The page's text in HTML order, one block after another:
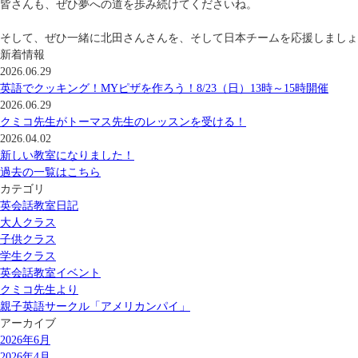
皆さんも、ぜひ夢への道を歩み続けてくださいね。
そして、ぜひ一緒に北田さんさんを、そして日本チームを応援しまし
新着情報
2026.06.29
英語でクッキング！MYピザを作ろう！8/23（日）13時～15時開催
2026.06.29
クミコ先生がトーマス先生のレッスンを受ける！
2026.04.02
新しい教室になりました！
過去の一覧はこちら
カテゴリ
英会話教室日記
大人クラス
子供クラス
学生クラス
英会話教室イベント
クミコ先生より
親子英語サークル「アメリカンパイ」
アーカイブ
2026年6月